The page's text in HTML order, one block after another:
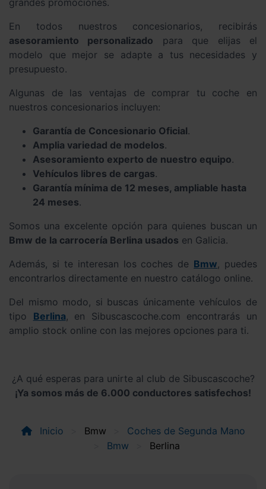
En todos nuestros concesionarios, recibirás
asesoramiento personalizado para que elijas el
modelo que mejor se adapte a tus necesidades y
presupuesto.
Algunas de las ventajas de comprar tu coche en
nuestros concesionarios incluyen:
Garantía de Concesionario Oficial.
Amplia variedad de modelos.
Asesoramiento experto de nuestro equipo.
Vehículos libres de cargas.
Garantía mínima de 12 meses, ampliable hasta
24 meses.
Somos una excelente opción para quienes buscan un
Bmw de la carrocería Berlina usados en Galicia.
Además, si te interesan los coches de Bmw, puedes
encontrarlos directamente en nuestro catálogo online.
Del mismo modo, si buscas únicamente vehículos de
tipo Berlina, en Sibuscascoche.com encontrarás un
amplio stock online con las mejores opciones para ti.
¿A qué esperas para unirte al club de Sibuscascoche?
¡Ya somos más de 6.000 conductores satisfechos!
Inicio Bmw
Coches de Segunda Mano
Bmw
Berlina